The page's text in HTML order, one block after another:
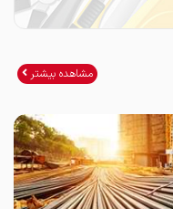
مشاهده بیشتر